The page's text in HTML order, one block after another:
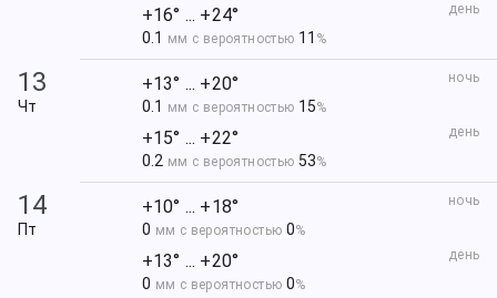
день
+16° ... +24°
0.1 мм с вероятностью 11 %
13
Чт
ночь
+13° ... +20°
0.1 мм с вероятностью 15%
день
+15° ... +22°
0.2 мм с вероятностью 53%
14
Пт
ночь
+10° ... +18°
0 мм с вероятностью 0%
день
+13° ... +20°
0 мм с вероятностью 0%